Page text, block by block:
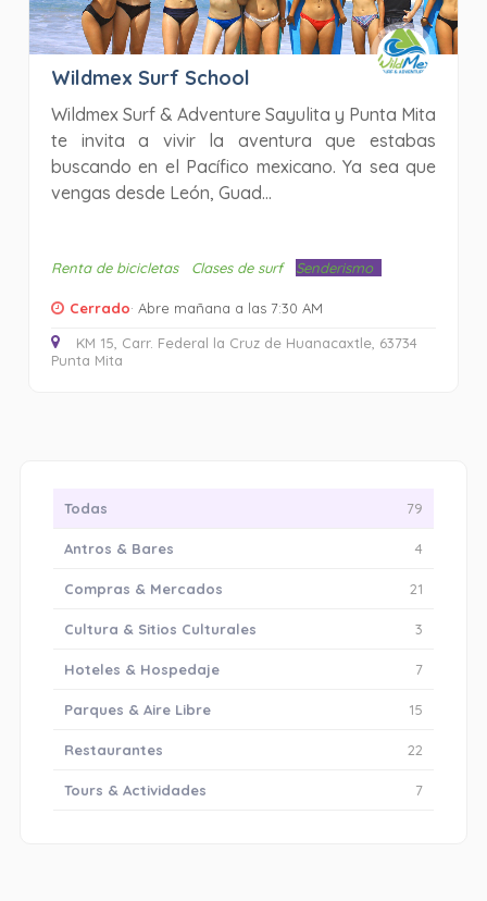
Wildmex Surf School
Wildmex Surf & Adventure Sayulita y Punta Mita
te invita a vivir la aventura que estabas
buscando en el Pacífico mexicano. Ya sea que
vengas desde León, Guad...
Renta de bicicletas Clases de surf Senderismo
Cerrado· Abre mañana a las 7:30 AM
KM 15, Carr. Federal la Cruz de Huanacaxtle, 63734
Punta Mita
Todas 79
Antros & Bares 4
Compras & Mercados 21
Cultura & Sitios Culturales 3
Hoteles & Hospedaje 7
Parques & Aire Libre 15
Restaurantes 22
Tours & Actividades 7